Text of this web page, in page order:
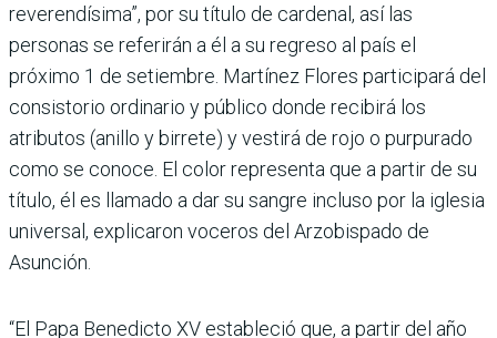
reverendísima”, por su título de cardenal, así las
personas se referirán a él a su regreso al país el
próximo 1 de setiembre. Martínez Flores participará del
consistorio ordinario y público donde recibirá los
atributos (anillo y birrete) y vestirá de rojo o purpurado
como se conoce. El color representa que a partir de su
título, él es llamado a dar su sangre incluso por la iglesia
universal, explicaron voceros del Arzobispado de
Asunción.
“El Papa Benedicto XV estableció que, a partir del año